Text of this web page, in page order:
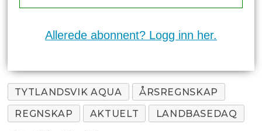
Allerede abonnent? Logg inn her.
TYTLANDSVIK AQUA
ÅRSREGNSKAP
REGNSKAP
AKTUELT LANDBASEDAQ